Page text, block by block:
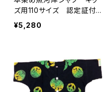
ズ用110サイズ 認定証付
き 木綿晒 平和柄 黒×
ラスタ 子供用 日本製
ャツ てぬぐいシャツ 濱い
ちシャツ 焼津 浜通り
港町
¥5,280